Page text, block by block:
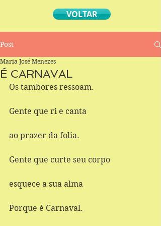
VOLTAR
Post
É CARNAVAL
Maria José Menezes
Os tambores ressoam.
Gente que ri e canta
ao prazer da folia.
Gente que curte seu corpo
esquece a sua alma
Porque é Carnaval.